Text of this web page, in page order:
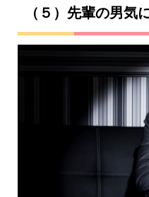
（５）先輩の男気